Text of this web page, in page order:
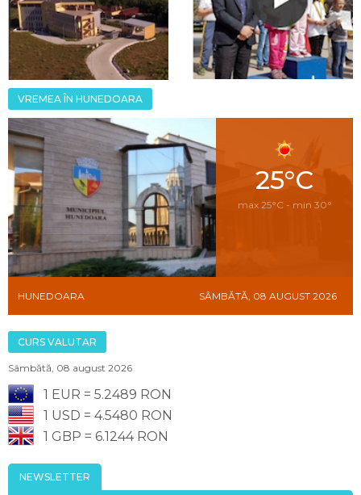
VREMEA ÎN HUNEDOARA
25°C
max 25°C - min 30°
HUNEDOARA SÂMBĂTĂ, 08 AUGUST 2026
CURS VALUTAR
Sâmbătă, 08 august 2026
1 EUR = 5.2489 RON
1 USD = 4.5480 RON
1 GBP = 6.1244 RON
NEWSLETTER